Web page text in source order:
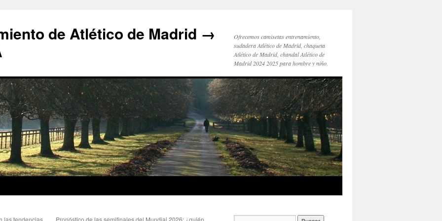
de Atlético de Madrid →
Ofrecemos camisetas entrenamiento,
sudadera Atlético de Madrid, chaqueta
Atlético de Madrid, chandal Atlético de
Madrid 2024 2025 para hombre y niño.
las tendencias
Pronóstico de las semifinales del Mundial 2026: ¿quién